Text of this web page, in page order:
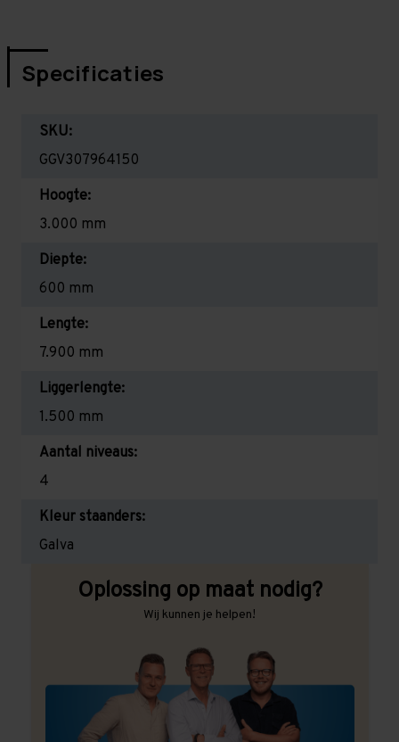
Specificaties
SKU:
GGV307964150
Hoogte:
3.000 mm
Diepte:
600 mm
Lengte:
7.900 mm
Liggerlengte:
1.500 mm
Aantal niveaus:
4
Kleur staanders:
Galva
Oplossing op maat nodig?
Wij kunnen je helpen!